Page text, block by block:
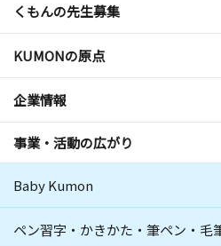
くもんの先生募集
KUMONの原点
企業情報
事業・活動の広がり
Baby Kumon
ペン習字・かきかた・筆ペン・毛